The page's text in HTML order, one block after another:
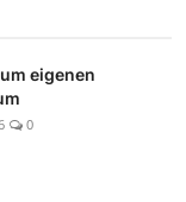
eigenen
0